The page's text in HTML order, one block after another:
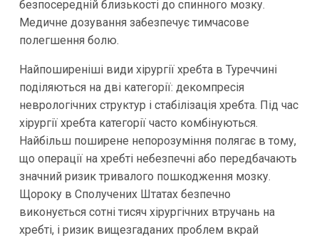
безпосередній близькості до спинного мозку.
Медичне дозування забезпечує тимчасове
полегшення болю.
Найпоширеніші види хірургії хребта в Туреччині
поділяються на дві категорії: декомпресія
неврологічних структур і стабілізація хребта. Під час
хірургії хребта категорії часто комбінуються.
Найбільш поширене непорозуміння полягає в тому,
що операції на хребті небезпечні або передбачають
значний ризик тривалого пошкодження мозку.
Щороку в Сполучених Штатах безпечно
виконується сотні тисяч хірургічних втручань на
хребті, і ризик вищезгаданих проблем вкрай